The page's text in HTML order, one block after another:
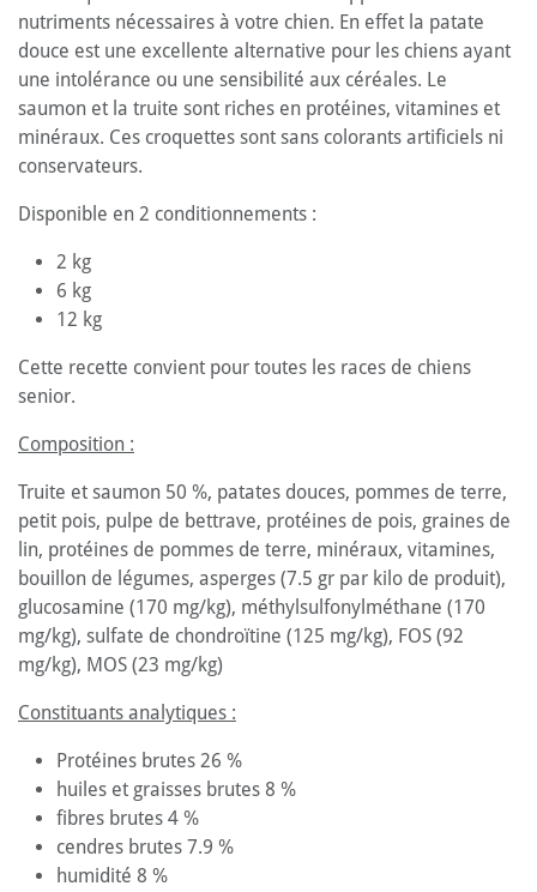
nutriments nécessaires à votre chien. En effet la patate
douce est une excellente alternative pour les chiens ayant
une intolérance ou une sensibilité aux céréales. Le
saumon et la truite sont riches en protéines, vitamines et
minéraux. Ces croquettes sont sans colorants artificiels ni
conservateurs.
Disponible en 2 conditionnements :
2 kg
6 kg
12 kg
Cette recette convient pour toutes les races de chiens
senior.
Composition :
Truite et saumon 50 %, patates douces, pommes de terre,
petit pois, pulpe de bettrave, protéines de pois, graines de
lin, protéines de pommes de terre, minéraux, vitamines,
bouillon de légumes, asperges (7.5 gr par kilo de produit),
glucosamine (170 mg/kg), méthylsulfonylméthane (170
mg/kg), sulfate de chondroïtine (125 mg/kg), FOS (92
mg/kg), MOS (23 mg/kg)
Constituants analytiques :
Protéines brutes 26 %
huiles et graisses brutes 8 %
fibres brutes 4 %
cendres brutes 7.9 %
humidité 8 %